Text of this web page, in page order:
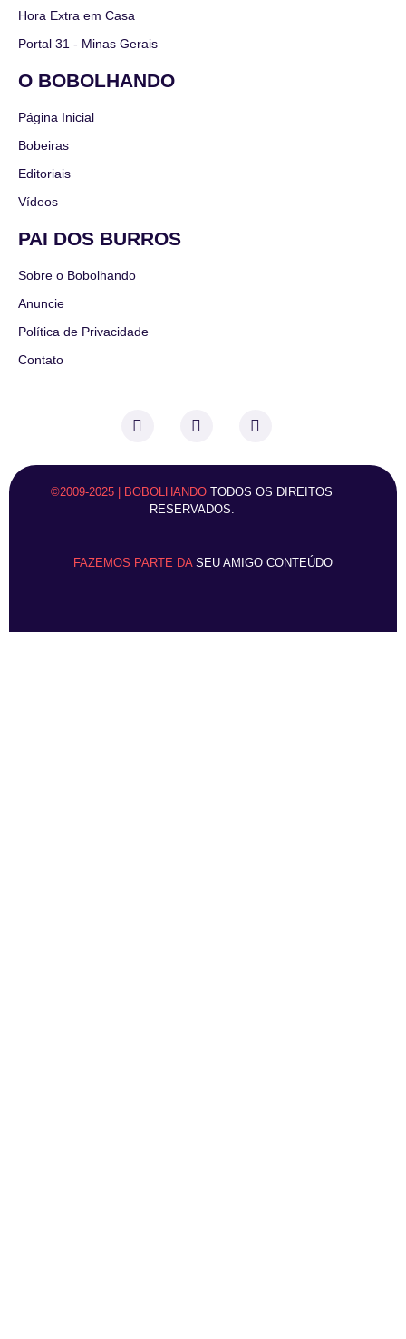
Hora Extra em Casa
Portal 31 - Minas Gerais
O BOBOLHANDO
Página Inicial
Bobeiras
Editoriais
Vídeos
PAI DOS BURROS
Sobre o Bobolhando
Anuncie
Política de Privacidade
Contato
©2009-2025 | BOBOLHANDO TODOS OS DIREITOS
RESERVADOS.
FAZEMOS PARTE DA SEU AMIGO CONTEÚDO